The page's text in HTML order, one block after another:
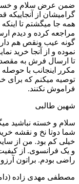
ضمن عرض سلام و خسته
گرامیشان از
همه جا میگشتم تا
مراجعه کرده و دیدم
گونه عیب ونقص هم
نموده و از آنجا خرید
تا ارسال فرش به مقصد
مکرر اینجانب با
توصیه میکنم که برای
فراموش نکنند.
شهین طالبی
سلام و خسته نباشید
شما دوتا نخ و نقشه
خیلی کم بود. من از
و یک فرانسوی. از
راضی بودم. براتون
مصطفی مهدی زاده